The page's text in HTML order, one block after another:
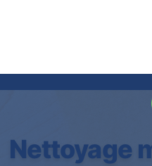
Nettoyage